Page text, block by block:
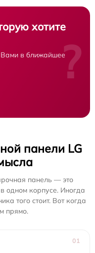
хотите
Вами в ближайшее?
панели LG
панель — это
одном корпусе. Иногда
того стоит. Вот когда
прямо.
01